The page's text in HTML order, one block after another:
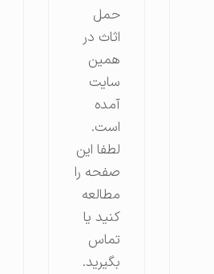
حمل
اثاث در
همین
سایت
آمده
است.
لطفا این
صفحه را
مطالعه
کنید یا
تماس
بگیرید.